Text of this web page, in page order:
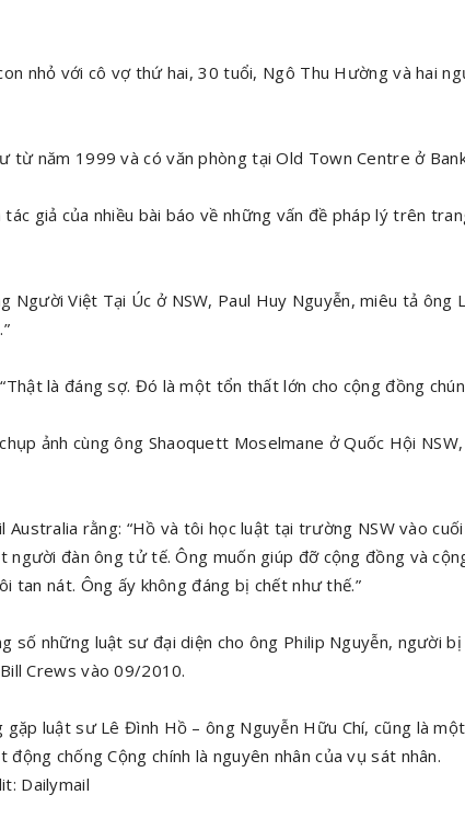
nhỏ với cô vợ thứ hai, 30 tuổi, Ngô Thu Hường và hai
từ năm 1999 và có văn phòng tại Old Town Centre ở
giả của nhiều bài báo về những vấn đề pháp lý trên
Người Việt Tại Úc ở NSW, Paul Huy Nguyễn, miêu tả ông
là đáng sợ. Đó là một tổn thất lớn cho cộng đồng
ảnh cùng ông Shaoquett Moselmane ở Quốc Hội
Australia rằng: “Hồ và tôi học luật tại trường NSW vào
đàn ông tử tế. Ông muốn giúp đỡ cộng đồng và
tan nát. Ông ấy không đáng bị chết như thế.”
số những luật sư đại diện cho ông Philip Nguyễn, người bị
Crews vào 09/2010.
luật sư Lê Đình Hồ – ông Nguyễn Hữu Chí, cũng là
chống Cộng chính là nguyên nhân của vụ sát nhân.
Dailymail